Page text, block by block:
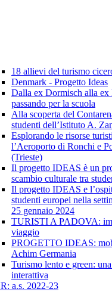
18 allievi del turismo
Denmark - Progetto Ideas
Dalla ex Dormisch alla ex
passando per la scuola
Alla scoperta del
studenti dell’Istituto A.
Esplorando le risorse
l’Aeroporto di Ronchi e
(Trieste)
Il progetto IDEAS è un
scambio culturale tra
Il progetto IDEAS e
studenti europei nella
25 gennaio 2024
TURISTI A PADOVA:
viaggio
PROGETTO IDEAS:
Achim Germania
Turismo lento e green:
interattiva
a.s. 2022-23